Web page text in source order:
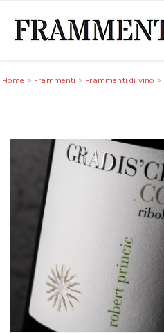
Home > Frammenti > Frammenti di vino >